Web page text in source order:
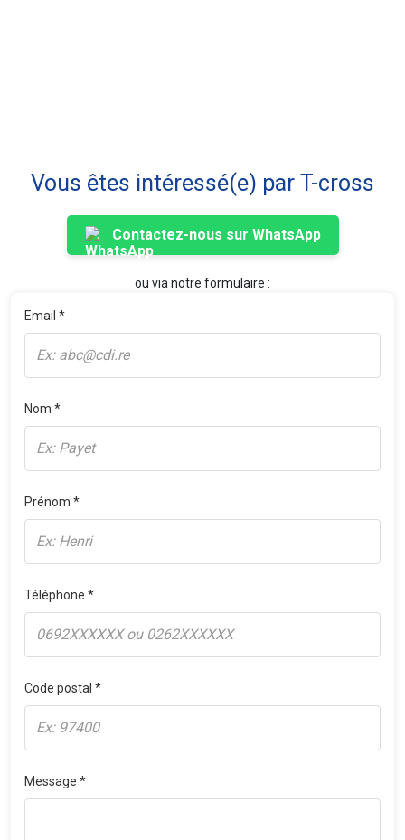
Vous êtes intéressé(e) par T-cross
Contactez-nous sur WhatsApp
ou via notre formulaire :
Email *
Nom *
Prénom *
Téléphone *
Code postal *
Message *